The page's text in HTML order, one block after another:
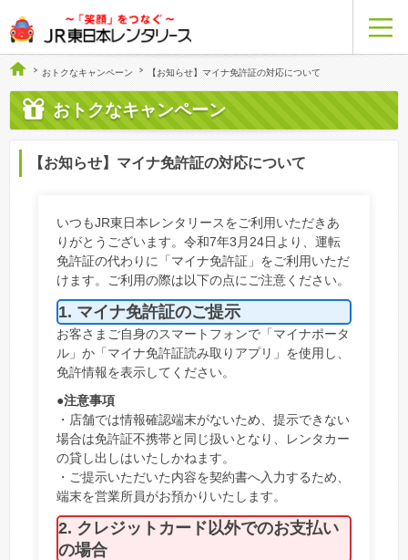
おトクなキャンペーン 【お知らせ】マイナ免許証の対応について
おトクなキャンペーン
【お知らせ】マイナ免許証の対応について
いつもJR東日本レンタリースをご利用いただきあ
りがとうございます。令和7年3月24日より、運転
免許証の代わりに「マイナ免許証」をご利用いただ
けます。ご利用の際は以下の点にご注意ください。
1. マイナ免許証のご提示
お客さまご自身のスマートフォンで「マイナポータ
ル」か「マイナ免許証読み取りアプリ」を使用し、
免許情報を表示してください。
●注意事項
・店舗では情報確認端末がないため、提示できない
場合は免許証不携帯と同じ扱いとなり、レンタカー
の貸し出しはいたしかねます。
・ご提示いただいた内容を契約書へ入力するため、
端末を営業所員がお預かりいたします。
2. クレジットカード以外でのお支払い
の場合